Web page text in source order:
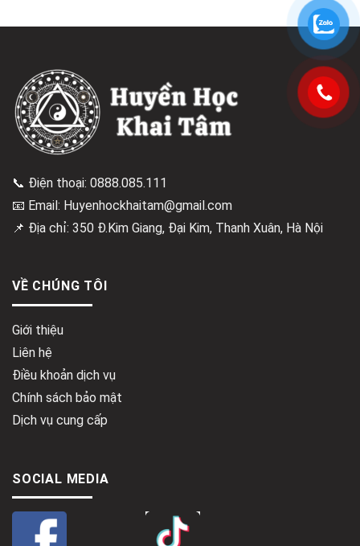
📞 Điện thoại: 0888.085.111
📧 Email: Huyenhockhaitam@gmail.com
📌 Địa chỉ: 350 Đ.Kim Giang, Đại Kim, Thanh Xuân, Hà Nội
VỀ CHÚNG TÔI
Giới thiệu
Liên hệ
Điều khoản dịch vụ
Chính sách bảo mật
Dịch vụ cung cấp
SOCIAL MEDIA